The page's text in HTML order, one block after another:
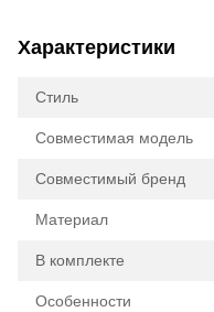
Характеристики
Стиль
Совместимая модель
Совместимый бренд
Материал
В комплекте
Особенности